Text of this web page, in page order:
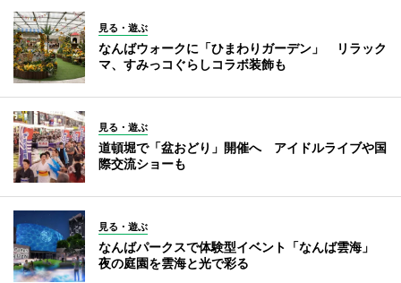
見る・遊ぶ
なんばウォークに「ひまわりガーデン」 リラック
マ、すみっコぐらしコラボ装飾も
見る・遊ぶ
道頓堀で「盆おどり」開催へ アイドルライブや国
際交流ショーも
見る・遊ぶ
なんばパークスで体験型イベント「なんば雲海」
夜の庭園を雲海と光で彩る